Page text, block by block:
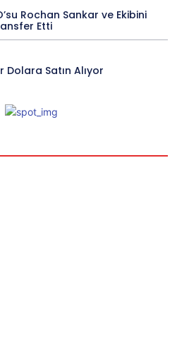
Rochan Sankar ve Ekibini
Etti
Dolara Satın Alıyor